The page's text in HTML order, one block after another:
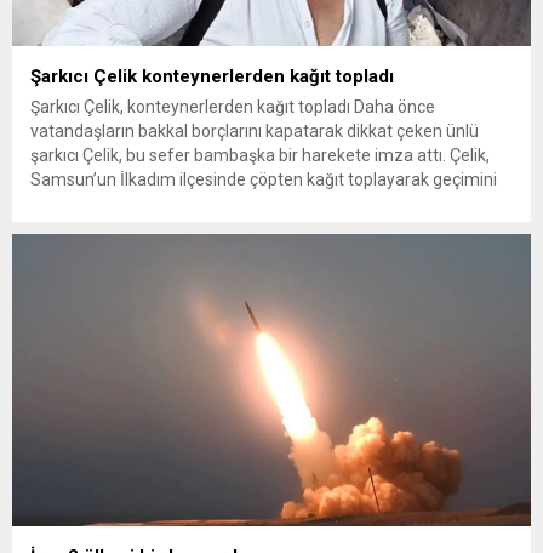
Şarkıcı Çelik konteynerlerden kağıt topladı
Şarkıcı Çelik, konteynerlerden kağıt topladı Daha önce
vatandaşların bakkal borçlarını kapatarak dikkat çeken ünlü
şarkıcı Çelik, bu sefer bambaşka bir harekete imza attı. Çelik,
Samsun’un İlkadım ilçesinde çöpten kağıt toplayarak geçimini